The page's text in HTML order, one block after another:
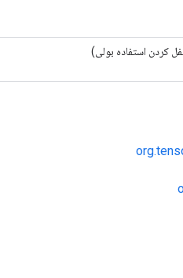
کردن استفاده بولی)